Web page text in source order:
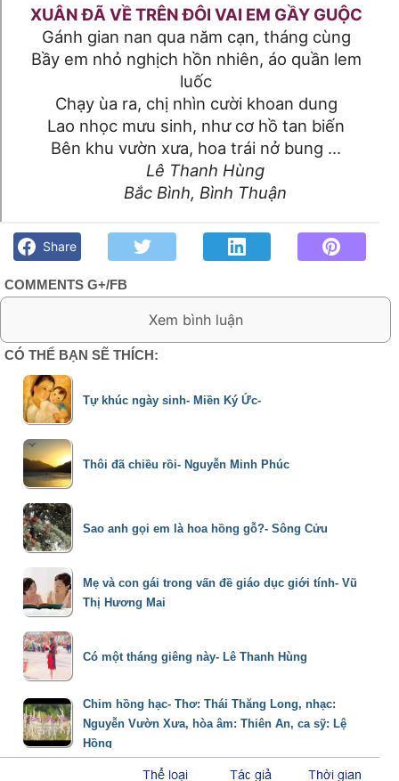
XUÂN ĐÃ VỀ TRÊN ĐÔI VAI EM GẦY GUỘC
Gánh gian nan qua năm cạn, tháng cùng
Bầy em nhỏ nghịch hồn nhiên, áo quần lem
luốc
Chạy ùa ra, chị nhìn cười khoan dung
Lao nhọc mưu sinh, như cơ hồ tan biến
Bên khu vườn xưa, hoa trái nở bung …
Lê Thanh Hùng
Bắc Bình, Bình Thuận
kỷ niệm Phố núi và bạn bè. Chút gì để nhớ!
Share
COMMENTS G+/FB
0 Comment:
CÓ THỂ BẠN SẼ THÍCH:
Tự khúc ngày sinh- Miền Ký Ức-
Thôi đã chiều rồi- Nguyễn Minh Phúc
Sao anh gọi em là hoa hồng gỗ?- Sông Cửu
Mẹ và con gái trong vấn đề giáo dục giới tính- Vũ
Thị Hương Mai
Có một tháng giêng này- Lê Thanh Hùng
Chim hồng hạc- Thơ: Thái Thăng Long, nhạc:
Nguyễn Vườn Xưa, hòa âm: Thiên An, ca sỹ: Lệ
Hồng